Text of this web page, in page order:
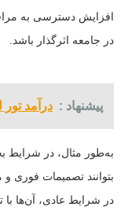
افزایش دسترسی به
در جامعه اثرگذار باشد.
پیشنهاد : درآمد تور
به‌طور مثال، در شرایط
بتوانند تصمیمات فوری
در شرایط عادی، آن‌ها با